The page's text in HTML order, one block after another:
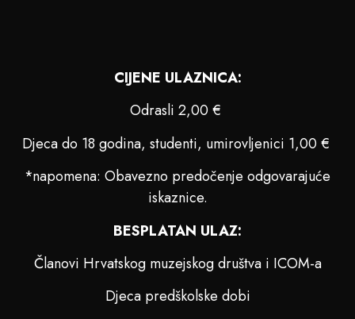
CIJENE ULAZNICA:
Odrasli 2,00 €
Djeca do 18 godina, studenti, umirovljenici 1,00 €
*napomena: Obavezno predočenje odgovarajuće
iskaznice.
BESPLATAN ULAZ:
Članovi Hrvatskog muzejskog društva i ICOM-a
Djeca predškolske dobi